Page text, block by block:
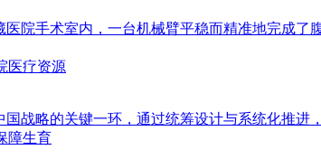
院手术室内，一台机械臂平稳而精准地完成
医疗资源
战略的关键一环，通过统筹设计与系统化推进
障生育